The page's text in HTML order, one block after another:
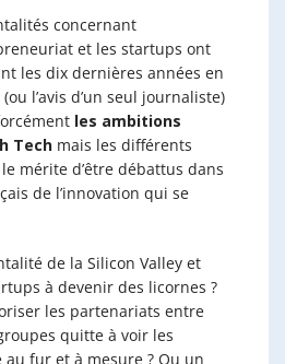
concernant
et les startups ont
les dix dernières années en
l’avis d’un seul journaliste)
les ambitions
Tech mais les différents
mérite d’être débattus dans
de l’innovation qui se
de la Silicon Valley et
à devenir des licornes ?
les partenariats entre
quitte à voir les
fur et à mesure ? Ou un